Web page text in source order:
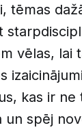
tēmas
vēlas, lai
kas ir
spēj